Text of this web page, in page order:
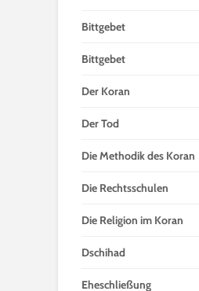
Bittgebet
Bittgebet
Der Koran
Der Tod
Die Methodik des Koran
Die Rechtsschulen
Die Religion im Koran
Dschihad
Eheschließung